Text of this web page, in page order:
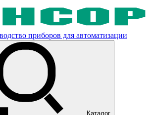
приборов для автоматизации
Каталог